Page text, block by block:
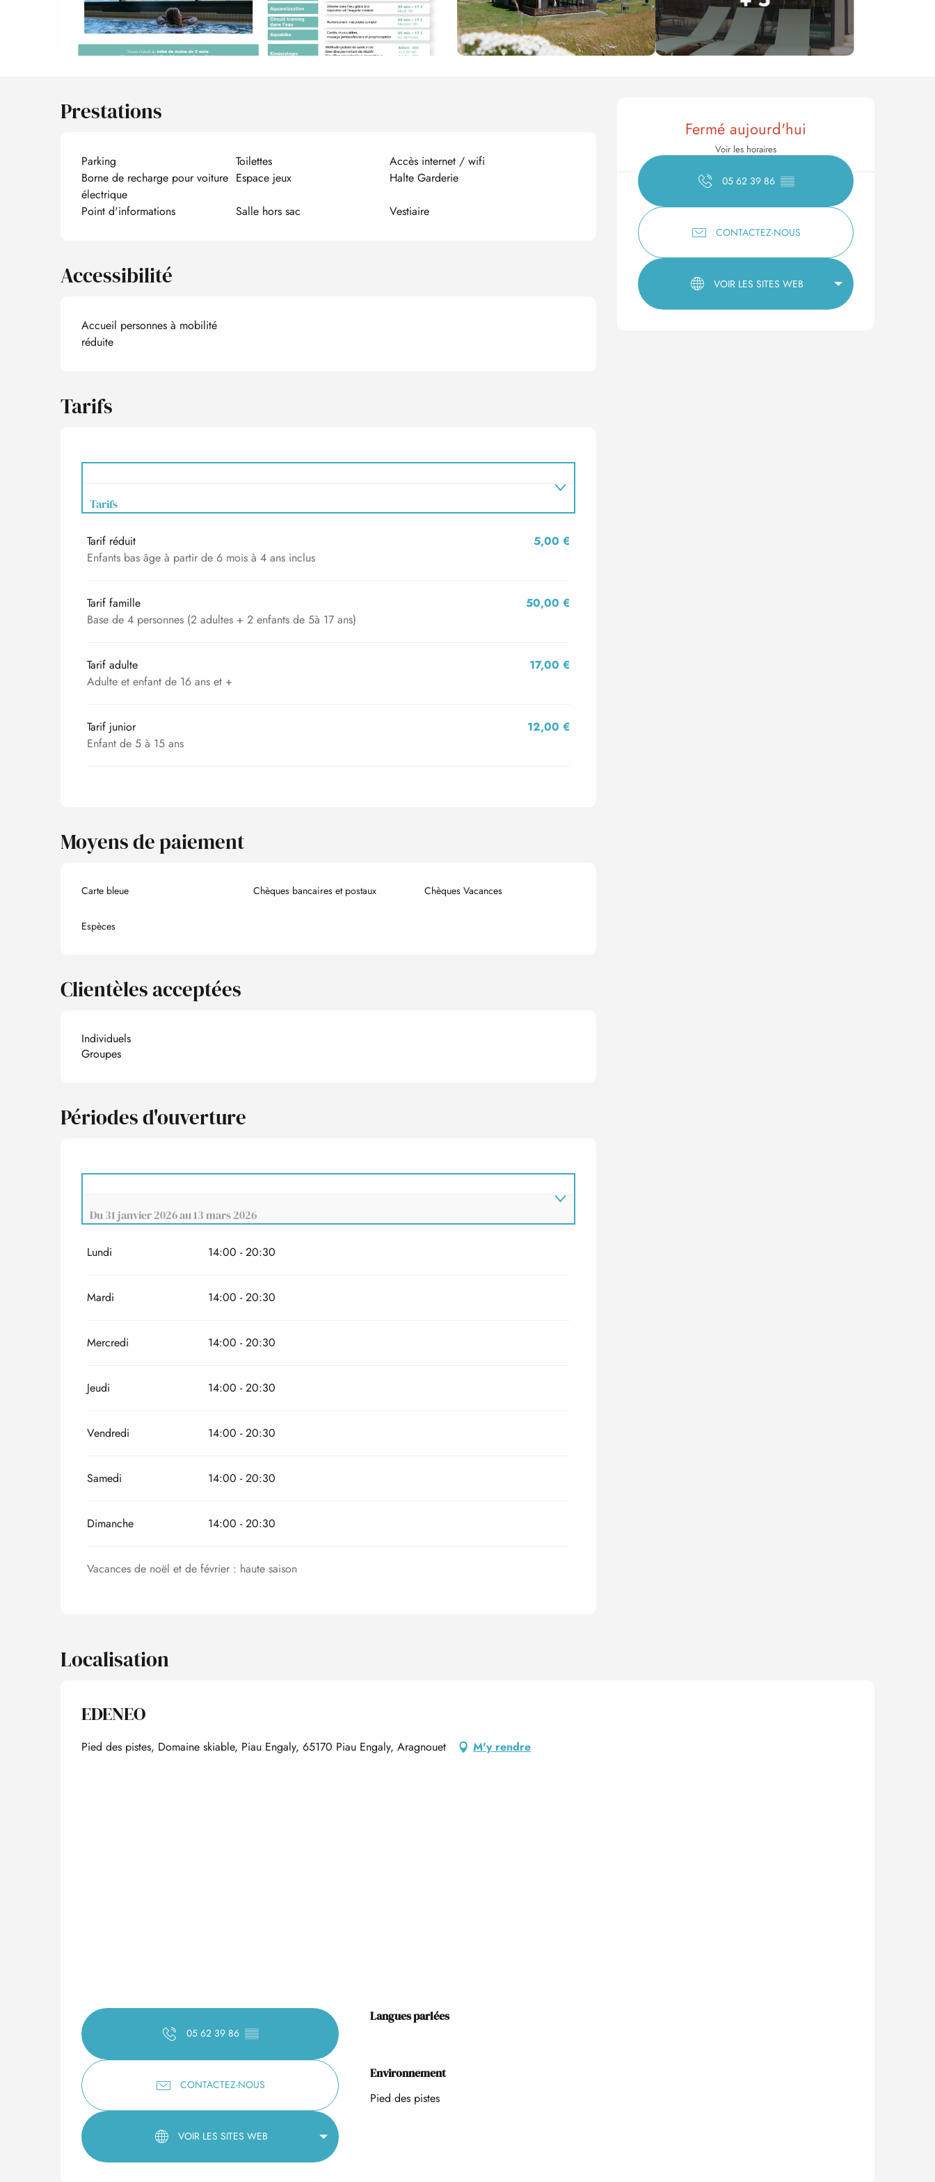
Ouverture et
Fermé aujourd'hui
Voir les horaires
05 62 39 86 ▒▒
CONTACTEZ-NOUS
VOIR LES SITES WEB
Prestations
Parking Toilettes
Accès internet / wifi
Borne de recharge pour voiture
électrique
Espace jeux Halte Garderie
Point d'informations Salle hors sac Vestiaire
Accessibilité
Accueil personnes à mobilité
réduite
Tarifs
Tarifs
Tarifs 2027
Tarif réduit
Enfants bas âge à partir de 6 mois à 4 ans inclus
5,00 €
Tarif famille
Base de 4 personnes (2 adultes + 2 enfants de 5à 17 ans)
50,00 €
Tarif adulte
Adulte et enfant de 16 ans et +
17,00 €
Tarif junior
Enfant de 5 à 15 ans
12,00 €
Moyens de paiement
Carte bleue Chèques bancaires et postaux Chèques Vacances
Espèces
Clientèles acceptées
Individuels
Groupes
Périodes d'ouverture
Du1 janvier 2026 6 avril 2026
Du31 janvier 2026au13 mars 2026
Lundi 14:00 - 20:30
Mardi 14:00 - 20:30
Mercredi 14:00 - 20:30
Jeudi 14:00 - 20:30
Vendredi 14:00 - 20:30
Samedi 14:00 - 20:30
Dimanche 14:00 - 20:30
Vacances de noël et de février : haute saison
Localisation
EDENEO
Pied des pistes, Domaine skiable, Piau Engaly, 65170 Piau Engaly, Aragnouet M'y rendre
05 62 39 86 ▒▒
CONTACTEZ-NOUS
VOIR LES SITES WEB
Langues parlées
Langues parlées
Environnement
Environnement
Pied des pistes